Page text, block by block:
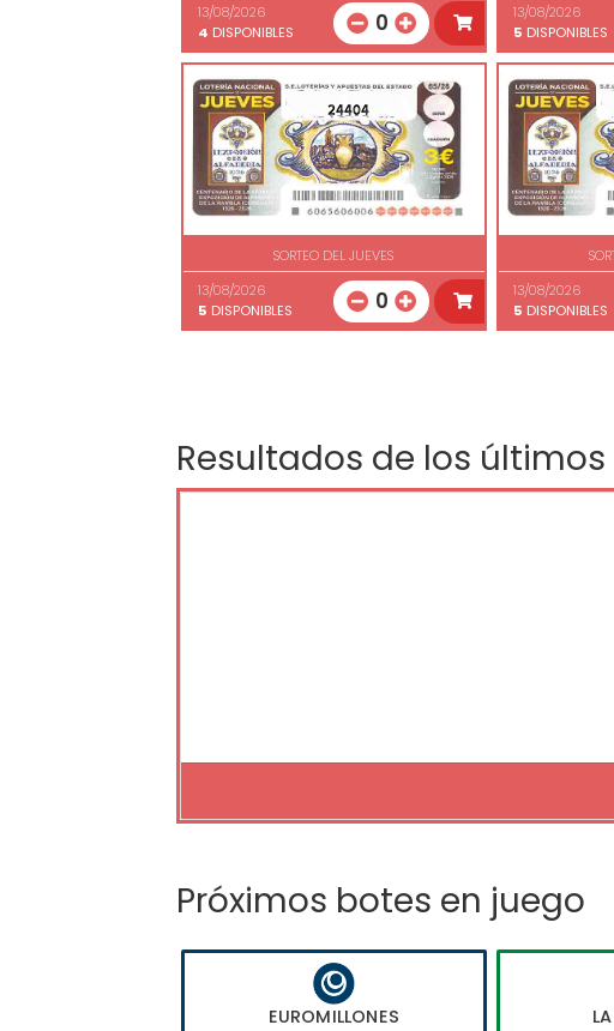
13/08/2026
4 DISPONIBLES 0
13/08/2026
5 DISPONIBLES
24404
SORTEO DEL JUEVES
13/08/2026
5 DISPONIBLES 0
13/08/2026
5 DISPONIBLES
Resultados de los
Próximos botes en juego
EUROMILLONES